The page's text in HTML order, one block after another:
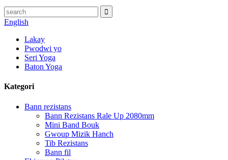
English
Lakay
Pwodwi yo
Seri Yoga
Baton Yoga
Kategori
Bann rezistans
Bann Rezistans Rale Up 2080mm
Mini Band Bouk
Gwoup Mizik Hanch
Tib Rezistans
Bann fil